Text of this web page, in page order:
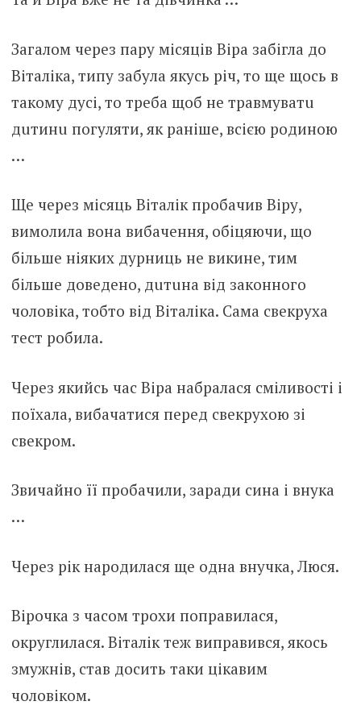
Загалом через пару місяців Віра забігла до
Віталіка, типу забула якусь річ, то ще щось в
такому дусі, то треба щоб не тpaвмyвaтu
дuтинu погуляти, як раніше, всією родиною
…
Ще через місяць Віталік пробачив Віру,
вимолила вона вибачення, обіцяючи, що
більше ніяких дypниць не викине, тим
більше доведено, дuтuна від законного
чоловіка, тобто від Віталіка. Сама свекруха
тест робила.
Через якийсь час Віра набралася сміливості і
поїхала, вибачатися перед свекрухою зі
свекром.
Звичайно її пробачили, заради сина і внука
…
Через рік народилася ще одна внучка, Люся.
Вірочка з часом трохи поправилася,
округлилася. Віталік теж виправився, якось
змужнів, став досить таки цікавим
чоловіком.